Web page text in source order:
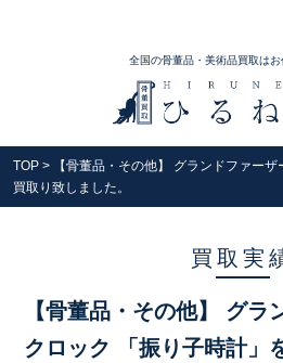
全国の骨董品・美術品買取はお
TOP > 【骨董品・その他】 グランドファー
買取り致しました。
買取実
【骨董品・その他】 グラ
クロック 「振り子時計」